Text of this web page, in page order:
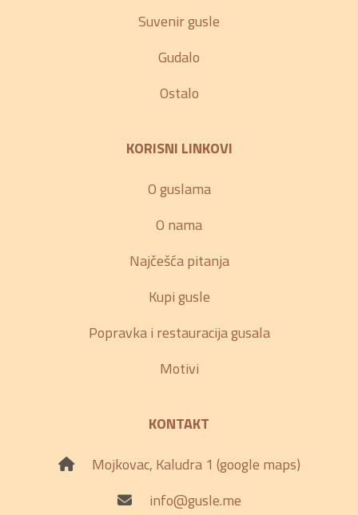
Suvenir gusle
Gudalo
Ostalo
KORISNI LINKOVI
O guslama
O nama
Najčešća pitanja
Kupi gusle
Popravka i restauracija gusala
Motivi
KONTAKT
Mojkovac, Kaludra 1 (google maps)
info@gusle.me